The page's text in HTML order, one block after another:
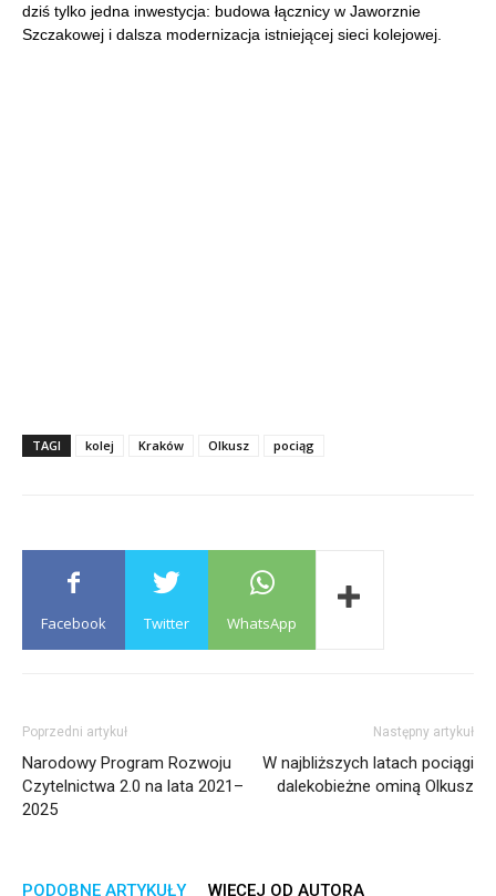
dziś tylko jedna inwestycja: budowa łącznicy w Jaworznie
Szczakowej i dalsza modernizacja istniejącej sieci kolejowej.
TAGI kolej Kraków Olkusz pociąg
Facebook Twitter WhatsApp
Poprzedni artykuł
Narodowy Program Rozwoju
Czytelnictwa 2.0 na lata 2021–
2025
Następny artykuł
W najbliższych latach pociągi
dalekobieżne ominą Olkusz
PODOBNE ARTYKUŁY WIĘCEJ OD AUTORA